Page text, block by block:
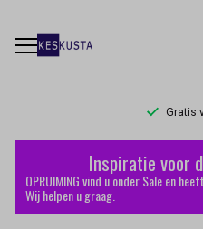
Gratis
Lange
mouw Inspiratie voor
OPRUIMING vind u onder Sale en
Wij helpen u graag.